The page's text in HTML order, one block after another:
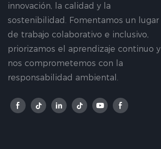
innovación, la calidad y la
sostenibilidad. Fomentamos un lugar
de trabajo colaborativo e inclusivo,
priorizamos el aprendizaje continuo y
nos comprometemos con la
responsabilidad ambiental.